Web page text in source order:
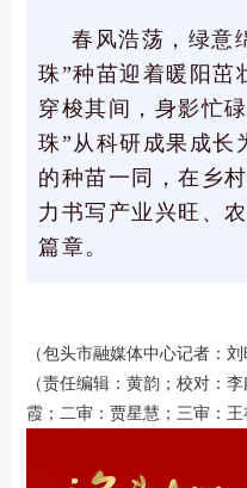
春风浩荡，绿意
珠”种苗迎着暖阳茁
穿梭其间，身影忙
珠”从科研成果成长
的种苗一同，在乡
力书写产业兴旺、
篇章。
（包头市融媒体中心记者：
（责任编辑：黄韵；校对：
霞；二审：贾星慧；三审：王